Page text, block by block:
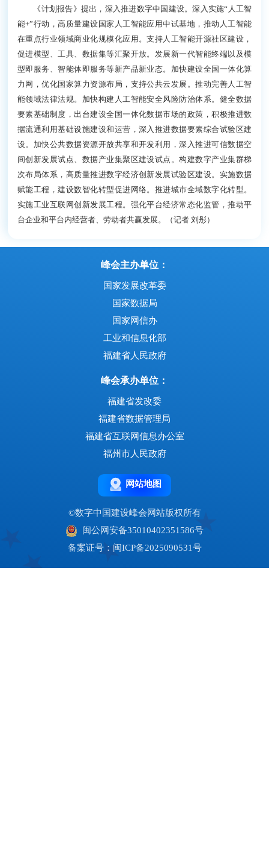
《计划报告》提出，深入推进数字中国建设。深入实施“人工智
能+”行动，高质量建设国家人工智能应用中试基地，推动人工智能
在重点行业领域商业化规模化应用。支持人工智能开源社区建设，
促进模型、工具、数据集等汇聚开放。发展新一代智能终端以及模
型即服务、智能体即服务等新产品新业态。加快建设全国一体化算
力网，优化国家算力资源布局，支持公共云发展。推动完善人工智
能领域法律法规。加快构建人工智能安全风险防治体系。健全数据
要素基础制度，出台建设全国一体化数据市场的政策，积极推进数
据流通利用基础设施建设和运营，深入推进数据要素综合试验区建
设。加快公共数据资源开放共享和开发利用，深入推进可信数据空
间创新发展试点、数据产业集聚区建设试点。构建数字产业集群梯
次布局体系，高质量推进数字经济创新发展试验区建设。实施数据
赋能工程，建设数智化转型促进网络。推进城市全域数字化转型。
实施工业互联网创新发展工程。强化平台经济常态化监管，推动平
台企业和平台内经营者、劳动者共赢发展。（记者 刘彤）
峰会主办单位：
国家发展改革委
国家数据局
国家网信办
工业和信息化部
福建省人民政府
峰会承办单位：
福建省发改委
福建省数据管理局
福建省互联网信息办公室
福州市人民政府
网站地图
©数字中国建设峰会网站版权所有
闽公网安备35010402351586号
备案证号：闽ICP备2025090531号